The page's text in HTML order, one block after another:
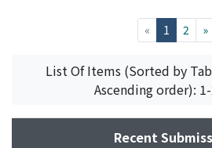
度およびカテーテル面積に比例し
に最低3ヵ月間2～4週毎に本カテ
来型シリコーン製尿道バルーンカ
沈渣, 尿培養, 血算, 血液生化学, 自
較検討した.5) UTI学会効果判定基
定9例中5例に効果が認められた
« 1 (current)
2 »
List Of Items (Sorted by
Ascending order):
Recent